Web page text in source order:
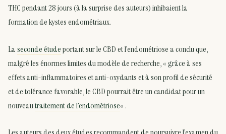
THC pendant 28 jours (à la surprise des auteurs) inhibaient la
formation de kystes endométriaux.
Laseconde étudeportant sur le CBD et l’endométriose a conclu que,
malgré les énormes limites du modèle de recherche, « grâce à ses
effets anti-inflammatoires et anti-oxydants et à son profil de sécurité
et de tolérance favorable, le CBD pourrait être un candidat pour un
nouveautraitement de l’endométriose« .